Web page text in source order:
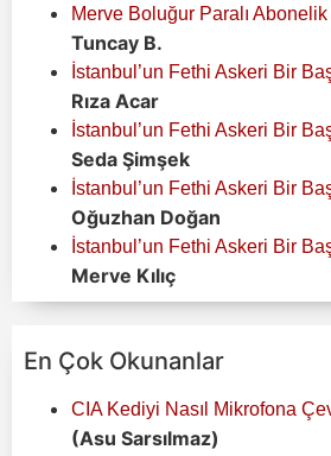
Merve Boluğur Paralı Abonelik
Tuncay B.
İstanbul’un Fethi Askeri Bir
Rıza Acar
İstanbul’un Fethi Askeri Bir
Seda Şimşek
İstanbul’un Fethi Askeri Bir
Oğuzhan Doğan
İstanbul’un Fethi Askeri Bir
Merve Kılıç
En Çok Okunanlar
CIA Kediyi Nasıl Mikrofona
(Asu Sarsılmaz)